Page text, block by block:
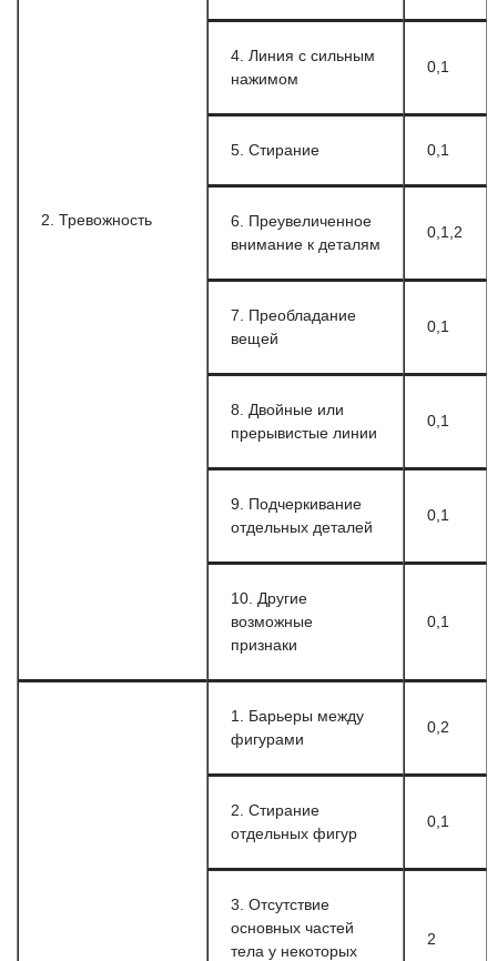
2. Тревожность
4. Линия с сильным
нажимом
0,1
5. Стирание 0,1
6. Преувеличенное
внимание к деталям
0,1,2
7. Преобладание
вещей
0,1
8. Двойные или
прерывистые линии
0,1
9. Подчеркивание
отдельных деталей
0,1
10. Другие
возможные
признаки
0,1
1. Барьеры между
фигурами
0,2
2. Стирание
отдельных фигур
0,1
3. Отсутствие
основных частей
тела у некоторых
2